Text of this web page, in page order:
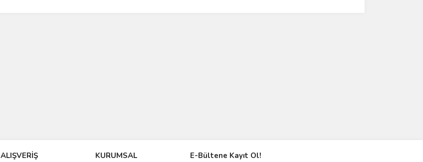
ALIŞVERİŞ KURUMSAL E-Bültene Kayıt Ol!